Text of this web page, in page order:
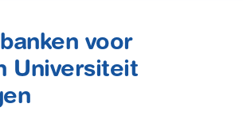
voor
Universiteit